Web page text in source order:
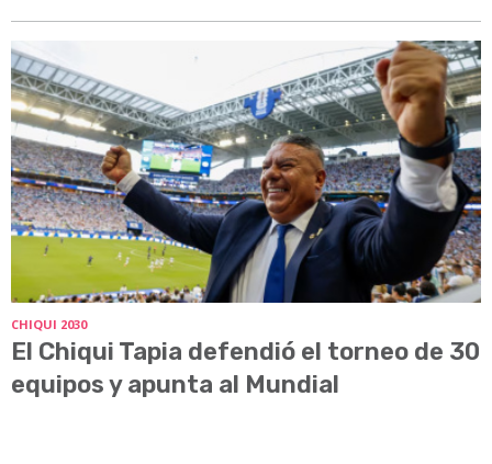
CHIQUI 2030
El Chiqui Tapia defendió el torneo de 30
equipos y apunta al Mundial